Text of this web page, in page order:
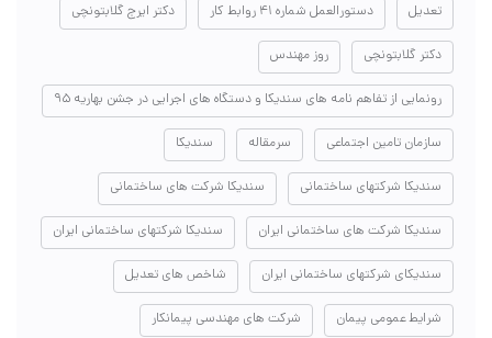
تعدیل دستورالعمل شماره ۴۱ روابط کار دکتر ایرج گلابتونچی
دکتر گلابتونچی روز مهندس
رونمایی از تفاهم نامه های سندیکا و دستگاه های اجرایی در جشن بهاریه ۹۵
سازمان تامین اجتماعی سرمقاله سندیکا
سندیکا شرکتهای ساختمانی سندیکا شرکت های ساختمانی
سندیکا شرکت های ساختمانی ایران سندیکا شرکتهای ساختمانی ایران
سندیکای شرکتهای ساختمانی ایران شاخص های تعدیل
شرایط عمومی پیمان شرکت های مهندسی پیمانکار